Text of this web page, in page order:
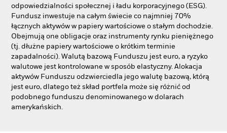
odpowiedzialności społecznej i ładu korporacyjnego (ESG).
Fundusz inwestuje na całym świecie co najmniej 70%
łącznych aktywów w papiery wartościowe o stałym dochodzie.
Obejmują one obligacje oraz instrumenty rynku pieniężnego
(tj. dłużne papiery wartościowe o krótkim terminie
zapadalności). Walutą bazową Funduszu jest euro, a ryzyko
walutowe jest kontrolowane w sposób elastyczny. Alokacja
aktywów Funduszu odzwierciedla jego walutę bazową, którą
jest euro, dlatego też skład portfela może się różnić od
podobnego funduszu denominowanego w dolarach
amerykańskich.